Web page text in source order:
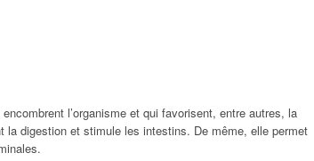
l’organisme et qui favorisent, entre autres, la
la digestion et stimule les intestins. De même, elle permet